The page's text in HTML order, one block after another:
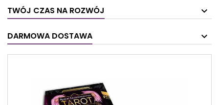
TWÓJ CZAS NA ROZWÓJ
DARMOWA DOSTAWA